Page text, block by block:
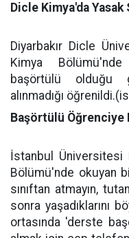
Dicle Kimya'da
Diyarbakır Dicle
Kimya
başörtülü olduğu
alınmadığı
Başörtülü
İstanbul Üniversitesi
Bölümü'nde okuyan
sınıftan atmayın,
sonra yaşadıklarını
ortasında 'derste